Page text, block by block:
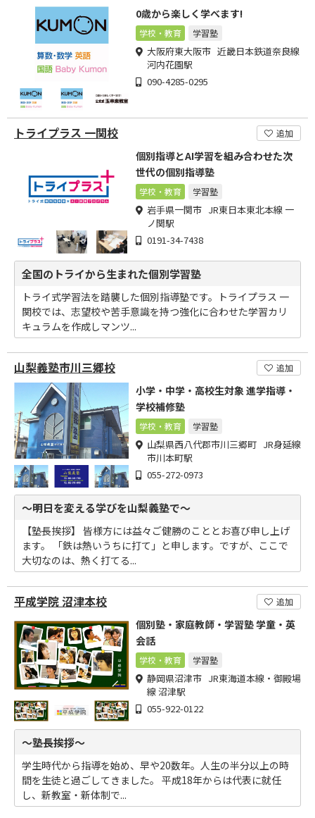
0歳から楽しく学べます!
学校・教育 学習塾
大阪府東大阪市 近畿日本鉄道奈良線
河内花園駅
090-4285-0295
トライプラス 一関校 追加
個別指導とAI学習を組み合わせた次
世代の個別指導塾
学校・教育 学習塾
岩手県一関市 JR東日本東北本線 一
ノ関駅
0191-34-7438
全国のトライから生まれた個別学習塾
トライ式学習法を踏襲した個別指導塾です。トライプラス 一
関校では、志望校や苦手意識を持つ強化に合わせた学習カリ
キュラムを作成しマンツ...
山梨義塾市川三郷校 追加
小学・中学・高校生対象 進学指導・
学校補修塾
学校・教育 学習塾
山梨県西八代郡市川三郷町 JR身延線
市川本町駅
055-272-0973
～明日を変える学びを山梨義塾で～
【塾長挨拶】 皆様方には益々ご健勝のこととお喜び申し上げ
ます。 「鉄は熱いうちに打て」と申します。ですが、ここで
大切なのは、熱く打てる...
平成学院 沼津本校 追加
個別塾・家庭教師・学習塾 学童・英
会話
学校・教育 学習塾
静岡県沼津市 JR東海道本線・御殿場
線 沼津駅
055-922-0122
～塾長挨拶～
学生時代から指導を始め、早や20数年。人生の半分以上の時
間を生徒と過ごしてきました。 平成18年からは代表に就任
し、新教室・新体制で...